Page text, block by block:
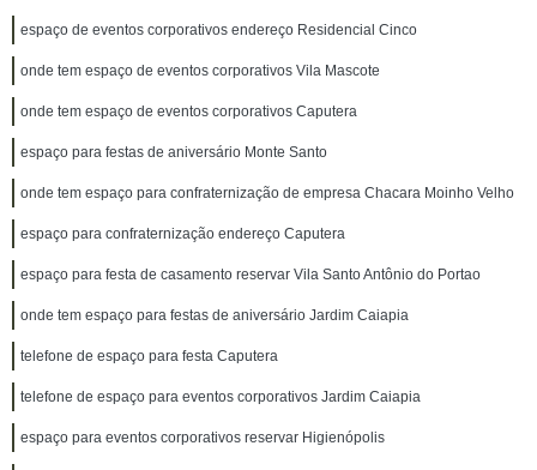
espaço de eventos corporativos endereço Residencial Cinco
onde tem espaço de eventos corporativos Vila Mascote
onde tem espaço de eventos corporativos Caputera
espaço para festas de aniversário Monte Santo
onde tem espaço para confraternização de empresa Chacara Moinho Velho
espaço para confraternização endereço Caputera
espaço para festa de casamento reservar Vila Santo Antônio do Portao
onde tem espaço para festas de aniversário Jardim Caiapia
telefone de espaço para festa Caputera
telefone de espaço para eventos corporativos Jardim Caiapia
espaço para eventos corporativos reservar Higienópolis